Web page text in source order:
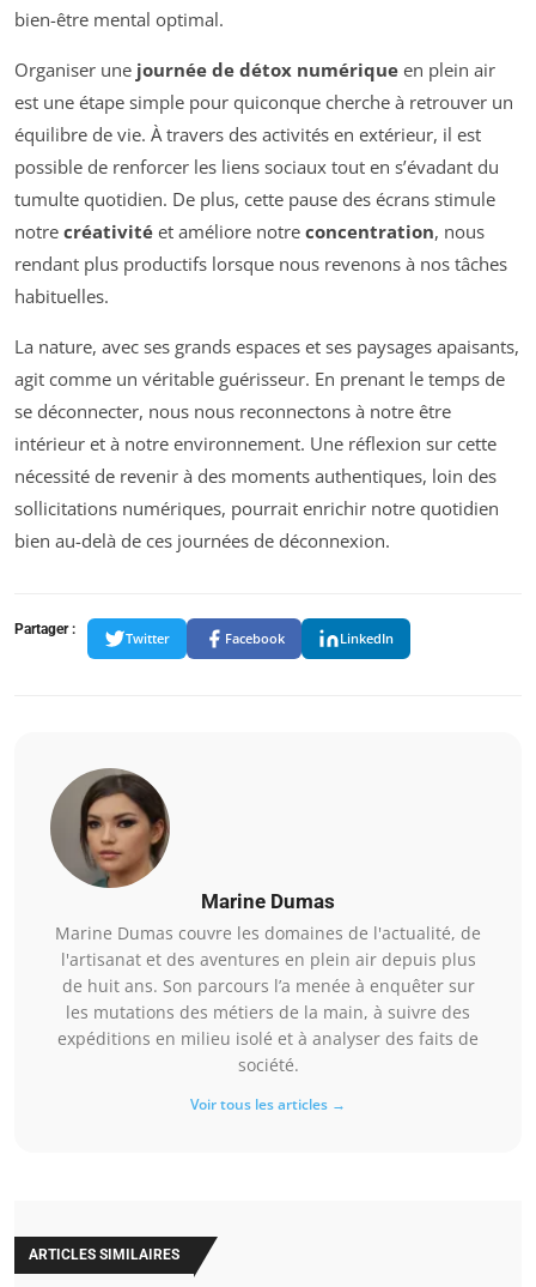
bien-être mental optimal.
Organiser une journée de détox numérique en plein air
est une étape simple pour quiconque cherche à retrouver un
équilibre de vie. À travers des activités en extérieur, il est
possible de renforcer les liens sociaux tout en s’évadant du
tumulte quotidien. De plus, cette pause des écrans stimule
notre créativité et améliore notre concentration, nous
rendant plus productifs lorsque nous revenons à nos tâches
habituelles.
La nature, avec ses grands espaces et ses paysages apaisants,
agit comme un véritable guérisseur. En prenant le temps de
se déconnecter, nous nous reconnectons à notre être
intérieur et à notre environnement. Une réflexion sur cette
nécessité de revenir à des moments authentiques, loin des
sollicitations numériques, pourrait enrichir notre quotidien
bien au-delà de ces journées de déconnexion.
Partager :
Twitter Facebook LinkedIn
Marine Dumas
Marine Dumas couvre les domaines de l'actualité, de
l'artisanat et des aventures en plein air depuis plus
de huit ans. Son parcours l’a menée à enquêter sur
les mutations des métiers de la main, à suivre des
expéditions en milieu isolé et à analyser des faits de
société.
Voir tous les articles →
ARTICLES SIMILAIRES